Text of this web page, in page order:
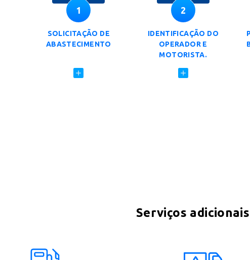
1
SOLICITAÇÃO DE
ABASTECIMENTO
2
IDENTIFICAÇÃO DO
OPERADOR E
MOTORISTA.
Serviços